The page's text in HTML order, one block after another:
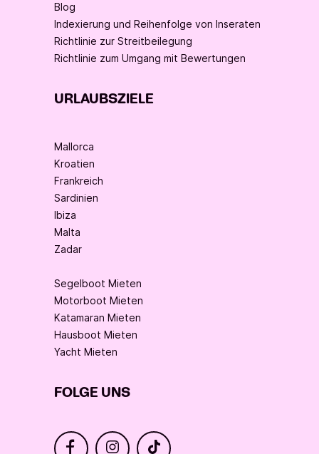
Blog
Indexierung und Reihenfolge von Inseraten
Richtlinie zur Streitbeilegung
Richtlinie zum Umgang mit Bewertungen
URLAUBSZIELE
Mallorca
Kroatien
Frankreich
Sardinien
Ibiza
Malta
Zadar
Segelboot Mieten
Motorboot Mieten
Katamaran Mieten
Hausboot Mieten
Yacht Mieten
FOLGE UNS